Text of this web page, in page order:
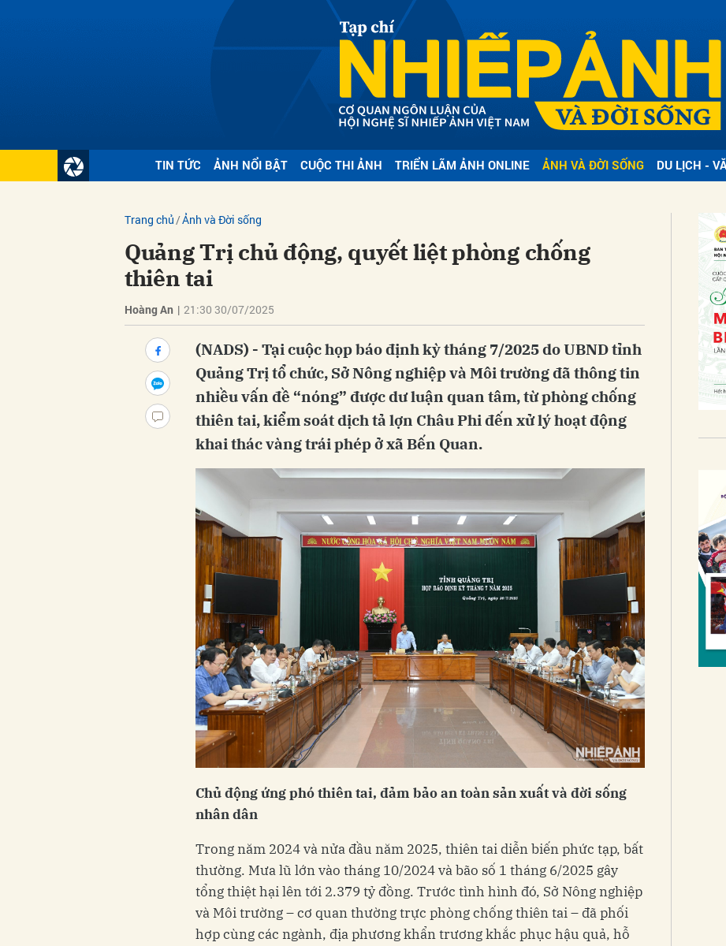
TIN TỨC ẢNH NỔI BẬT CUỘC THI ẢNH TRIỂN LÃM ẢNH ONLINE ẢNH VÀ ĐỜI SỐNG DU LỊCH -
Trang chủ Ảnh và Đời sống
Quảng Trị chủ động, quyết liệt phòng chống
thiên tai
Hoàng An | 21:30 30/07/2025
(NADS) - Tại cuộc họp báo định kỳ tháng 7/2025 do UBND tỉnh
Quảng Trị tổ chức, Sở Nông nghiệp và Môi trường đã thông tin
nhiều vấn đề “nóng” được dư luận quan tâm, từ phòng chống
thiên tai, kiểm soát dịch tả lợn Châu Phi đến xử lý hoạt động
khai thác vàng trái phép ở xã Bến Quan.
Chủ động ứng phó thiên tai, đảm bảo an toàn sản xuất và đời sống
nhân dân
Trong năm 2024 và nửa đầu năm 2025, thiên tai diễn biến phức tạp, bất
thường. Mưa lũ lớn vào tháng 10/2024 và bão số 1 tháng 6/2025 gây
tổng thiệt hại lên tới 2.379 tỷ đồng. Trước tình hình đó, Sở Nông nghiệp
và Môi trường – cơ quan thường trực phòng chống thiên tai – đã phối
hợp cùng các ngành, địa phương khẩn trương khắc phục hậu quả, hỗ
Gửi bình luận
Gửi